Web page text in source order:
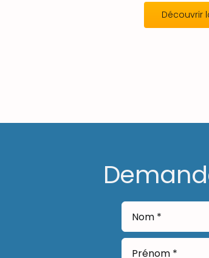
Découvrir